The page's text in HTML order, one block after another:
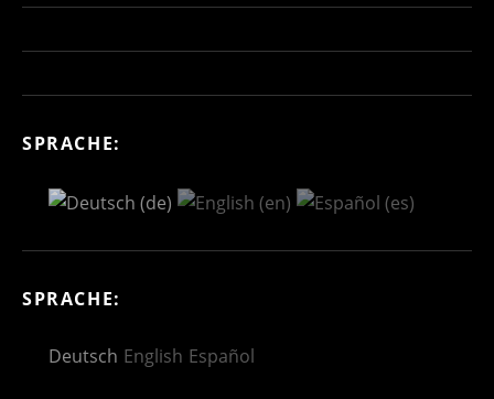
SPRACHE:
SPRACHE:
Deutsch English Español